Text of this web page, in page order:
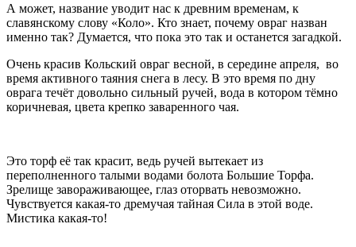
А может, название уводит нас к древним временам, к
славянскому слову «Коло». Кто знает, почему овраг назван
именно так? Думается, что пока это так и останется загадкой.
Очень красив Кольский овраг весной, в середине апреля, во
время активного таяния снега в лесу. В это время по дну
оврага течёт довольно сильный ручей, вода в котором тёмно
коричневая, цвета крепко заваренного чая.
Это торф её так красит, ведь ручей вытекает из
переполненного талыми водами болота Большие Торфа.
Зрелище завораживающее, глаз оторвать невозможно.
Чувствуется какая-то дремучая тайная Сила в этой воде.
Мистика какая-то!